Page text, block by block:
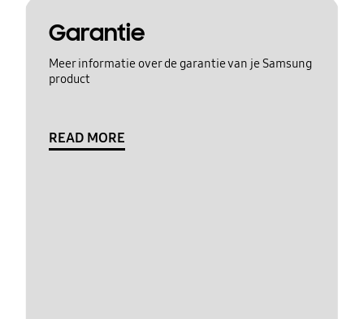
Garantie
Meer informatie over de garantie van je Samsung
product
READ MORE